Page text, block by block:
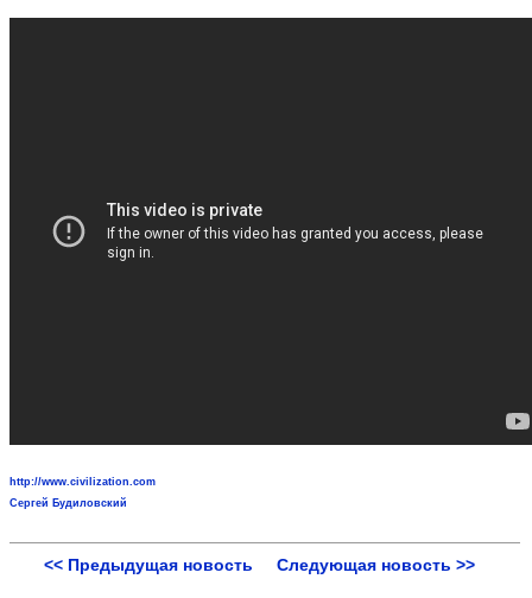
http://www.civilization.com
Сергей Будиловский
<< Предыдущая новость Следующая новость >>